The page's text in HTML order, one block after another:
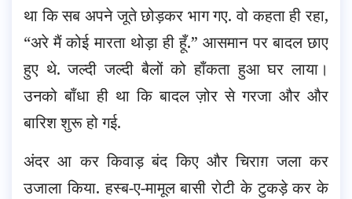
था कि सब अपने जूते छोड़कर भाग गए. वो कहता ही रहा,
“अरे मैं कोई मारता थोड़ा ही हूँ.” आसमान पर बादल छाए
हुए थे. जल्दी जल्दी बैलों को हाँकता हुआ घर लाया।
उनको बाँधा ही था कि बादल ज़ोर से गरजा और और
बारिश शुरू हो गई.
अंदर आ कर किवाड़ बंद किए और चिराग़ जला कर
उजाला किया. हस्ब-ए-मामूल बासी रोटी के टुकड़े कर के